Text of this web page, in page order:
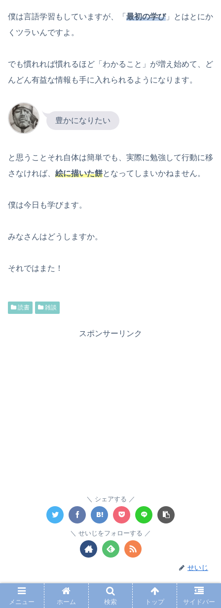
僕は言語学習もしていますが、「 最初の学び」とはとにか
くツラいんですよ。
でも慣れれば慣れるほど「わかること」が増え始めて、ど
んどん有益な情報も手に入れられるようになります。
豊かになりたい
と思うことそれ自体は簡単でも、実際に勉強して行動に移
さなければ、 絵に描いた餅となってしまいかねません。
僕は今日も学びます。
みなさんはどうしますか。
それではまた！
読書 雑談
スポンサーリンク
シェアする
せいじをフォローする
せいじ
メニュー ホーム 検索 トップ サイドバー